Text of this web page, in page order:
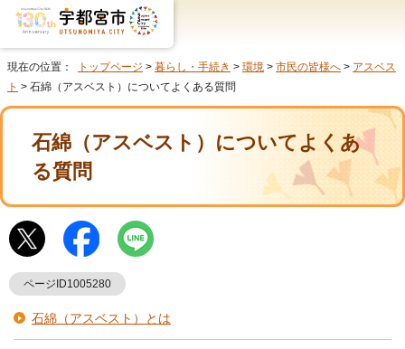
現在の位置： トップページ > 暮らし・手続き > 環境 > 市民の皆様へ > アスベス
ト > 石綿（アスベスト）についてよくある質問
石綿（アスベスト）についてよくあ
る質問
ページID1005280
石綿（アスベスト）とは